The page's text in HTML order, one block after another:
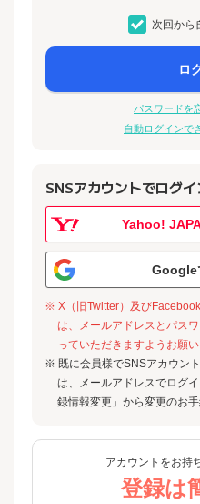
次回から
ロ
パスワードを
自動ログインで
SNSアカウントでログイ
Yahoo!
Google
※ X（旧Twitter）及び
は、メールアドレスとパス
っていただきますようお願い
※ 既に会員様でSNSアカウン
は、メールアドレスでログ
録情報変更」から変更のお
アカウントをお持
登録は